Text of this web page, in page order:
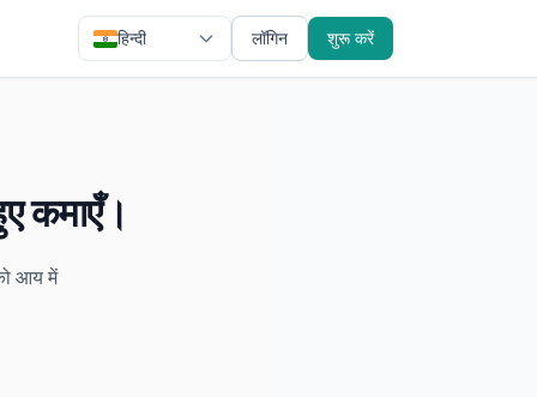
हिन्दी लॉगिन शुरू करें
कमाएँ।
आय में